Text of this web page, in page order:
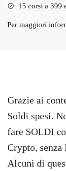
15 corsi a 399
Per maggiori
Grazie ai
Soldi spesi.
fare SOLDI
Crypto,
Alcuni di